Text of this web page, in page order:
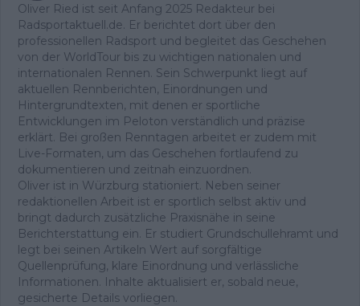
Oliver Ried ist seit Anfang 2025 Redakteur bei
Radsportaktuell.de. Er berichtet dort über den
professionellen Radsport und begleitet das Geschehen
von der WorldTour bis zu wichtigen nationalen und
internationalen Rennen. Sein Schwerpunkt liegt auf
aktuellen Rennberichten, Einordnungen und
Hintergrundtexten, mit denen er sportliche
Entwicklungen im Peloton verständlich und präzise
erklärt. Bei großen Renntagen arbeitet er zudem mit
Live-Formaten, um das Geschehen fortlaufend zu
dokumentieren und zeitnah einzuordnen.
Oliver ist in Würzburg stationiert. Neben seiner
redaktionellen Arbeit ist er sportlich selbst aktiv und
bringt dadurch zusätzliche Praxisnähe in seine
Berichterstattung ein. Er studiert Grundschullehramt und
legt bei seinen Artikeln Wert auf sorgfältige
Quellenprüfung, klare Einordnung und verlässliche
Informationen. Inhalte aktualisiert er, sobald neue,
gesicherte Details vorliegen.